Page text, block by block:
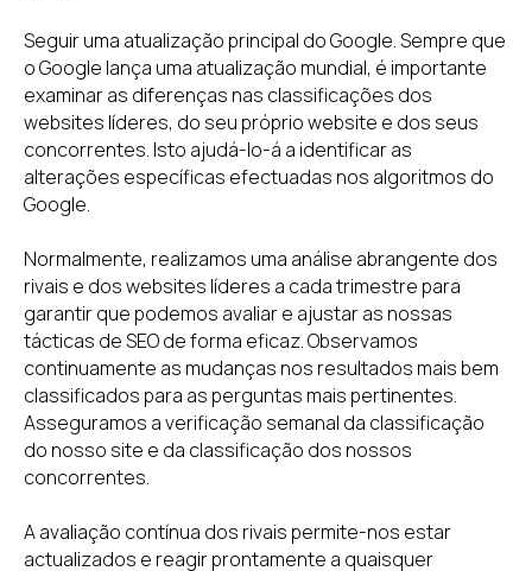
Seguir uma atualização principal do Google. Sempre que
o Google lança uma atualização mundial, é importante
examinar as diferenças nas classificações dos
websites líderes, do seu próprio website e dos seus
concorrentes. Isto ajudá-lo-á a identificar as
alterações específicas efectuadas nos algoritmos do
Google.
Normalmente, realizamos uma análise abrangente dos
rivais e dos websites líderes a cada trimestre para
garantir que podemos avaliar e ajustar as nossas
tácticas de SEO de forma eficaz. Observamos
continuamente as mudanças nos resultados mais bem
classificados para as perguntas mais pertinentes.
Asseguramos a verificação semanal da classificação
do nosso site e da classificação dos nossos
concorrentes.
A avaliação contínua dos rivais permite-nos estar
actualizados e reagir prontamente a quaisquer